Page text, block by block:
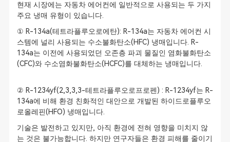
현재 시장에는 자동차 에어컨에 일반적으로 사용되는 두 가지
주요 냉매 유형이 있습니다.
① R-134a(테트라플루오로에탄): R-134a는 자동차 에어컨 시
스템에 널리 사용되는 수소불화탄소(HFC) 냉매입니다. R-
134a는 이전에 사용되었던 오존층 파괴 물질인 염화불화탄소
(CFC)와 수소염화불화탄소(HCFC)를 대체하는 냉매입니다.
② R-1234yf(2,3,3,3-테트라플루오로프로펜) : R-1234yf는 R-
134a에 비해 환경 친화적인 대안으로 개발된 하이드로플루오
로올레핀(HFO) 냉매입니다.
기술은 발전하고 있지만, 아직 환경에 전혀 영향을 미치지 않
는 것은 불가능합니다. 하지만 연구자들은 환경 피해를 줄이기